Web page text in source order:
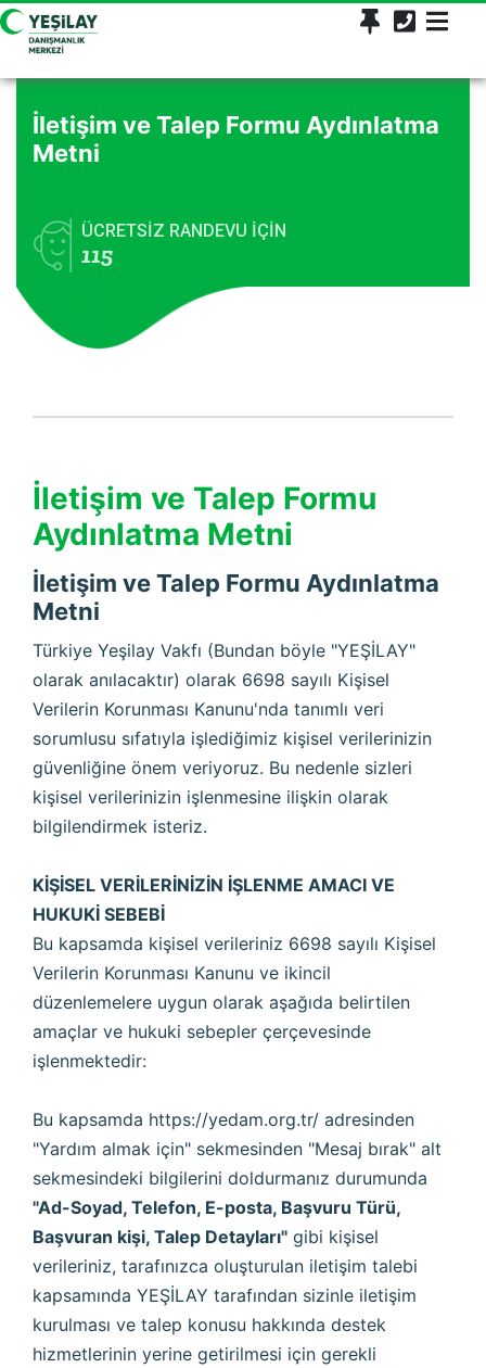
İletişim ve Talep Formu Aydınlatma
Metni
ÜCRETSİZ RANDEVU İÇİN
115
İletişim ve Talep Formu
Aydınlatma Metni
İletişim ve Talep Formu Aydınlatma
Metni
Türkiye Yeşilay Vakfı (Bundan böyle "YEŞİLAY"
olarak anılacaktır) olarak 6698 sayılı Kişisel
Verilerin Korunması Kanunu'nda tanımlı veri
sorumlusu sıfatıyla işlediğimiz kişisel verilerinizin
güvenliğine önem veriyoruz. Bu nedenle sizleri
kişisel verilerinizin işlenmesine ilişkin olarak
bilgilendirmek isteriz.
KİŞİSEL VERİLERİNİZİN İŞLENME AMACI VE
HUKUKİ SEBEBİ
Bu kapsamda kişisel verileriniz 6698 sayılı Kişisel
Verilerin Korunması Kanunu ve ikincil
düzenlemelere uygun olarak aşağıda belirtilen
amaçlar ve hukuki sebepler çerçevesinde
işlenmektedir:
Bu kapsamda https://yedam.org.tr/ adresinden
"Yardım almak için" sekmesinden "Mesaj bırak" alt
sekmesindeki bilgilerini doldurmanız durumunda
"Ad-Soyad, Telefon, E-posta, Başvuru Türü,
Başvuran kişi, Talep Detayları" gibi kişisel
verileriniz, tarafınızca oluşturulan iletişim talebi
kapsamında YEŞİLAY tarafından sizinle iletişim
kurulması ve talep konusu hakkında destek
hizmetlerinin yerine getirilmesi için gerekli